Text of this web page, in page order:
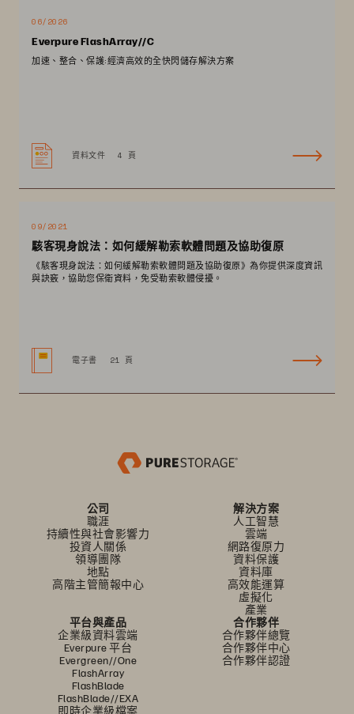
06/2026
Everpure FlashArray//C
加速、整合、保護:經濟高效的全快閃儲存解決方案
資料文件 4 頁
09/2021
駭客現身說法：如何緩解勒索軟體問題及協助復原
《駭客現身說法：如何緩解勒索軟體問題及協助復原》為你提供深度資訊
與訣竅，協助您保衛資料，免受勒索軟體侵擾。
電子書 21 頁
公司
職涯
持續性與社會影響力
投資人關係
領導團隊
地點
高階主管簡報中心
解決方案
人工智慧
雲端
網路復原力
資料保護
資料庫
高效能運算
虛擬化
產業
平台與產品
企業級資料雲端
Everpure 平台
Evergreen//One
FlashArray
FlashBlade
FlashBlade//EXA
即時企業級檔案
合作夥伴
合作夥伴總覽
合作夥伴中心
合作夥伴認證